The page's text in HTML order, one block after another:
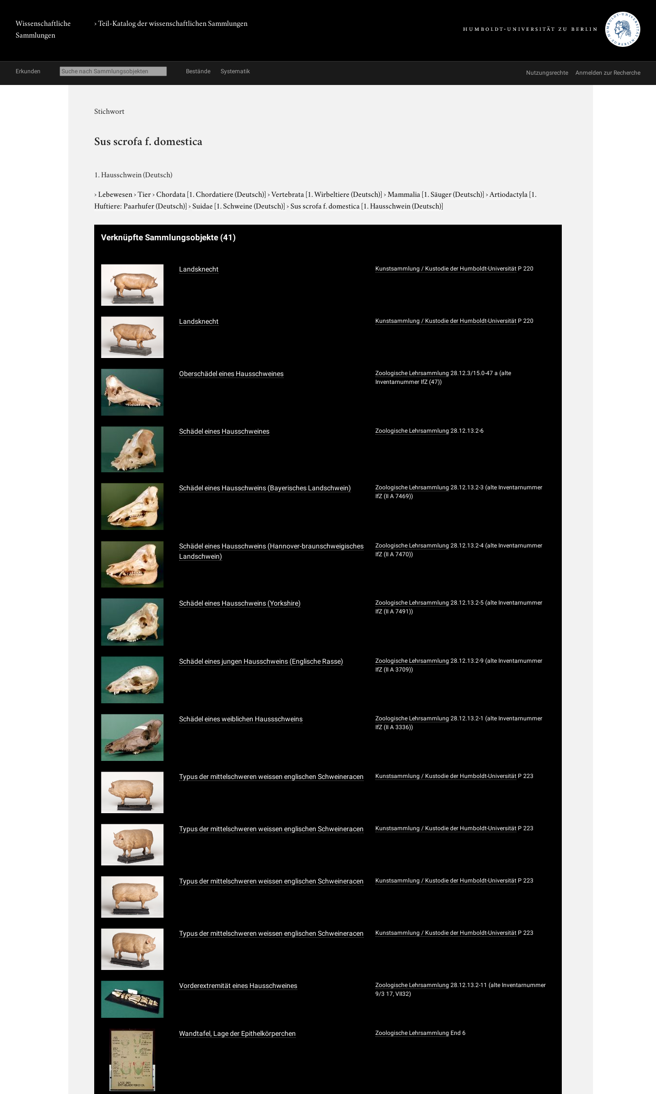
Wissenschaftliche
Sammlungen
› Teil-Katalog der wissenschaftlichen Sammlungen
Erkunden Bestände Systematik Nutzungsrechte Anmelden zur Recherche
Stichwort
Sus scrofa f. domestica
1. Hausschwein (Deutsch)
›Lebewesen›Tier›Chordata [1. Chordatiere (Deutsch)]›Vertebrata [1. Wirbeltiere (Deutsch)]›Mammalia [1. Säuger (Deutsch)]›Artiodactyla [1.
Huftiere: Paarhufer (Deutsch)]›Suidae [1. Schweine (Deutsch)]›Sus scrofa f. domestica [1. Hausschwein (Deutsch)]
Verknüpfte Sammlungsobjekte (41)
Landsknecht Kunstsammlung / Kustodie der Humboldt-Universität P 220
Landsknecht Kunstsammlung / Kustodie der Humboldt-Universität P 220
Oberschädel eines Hausschweines Zoologische Lehrsammlung 28.12.3/15.0-47 a (alte
Inventarnummer IfZ (47))
Schädel eines Hausschweines Zoologische Lehrsammlung 28.12.13.2-6
Schädel eines Hausschweins (Bayerisches Landschwein) Zoologische Lehrsammlung 28.12.13.2-3 (alte Inventarnummer
IfZ (II A 7469))
Schädel eines Hausschweins (Hannover-braunschweigisches
Landschwein)
Zoologische Lehrsammlung 28.12.13.2-4 (alte Inventarnummer
IfZ (II A 7470))
Schädel eines Hausschweins (Yorkshire) Zoologische Lehrsammlung 28.12.13.2-5 (alte Inventarnummer
IfZ (II A 7491))
Schädel eines jungen Hausschweins (Englische Rasse) Zoologische Lehrsammlung 28.12.13.2-9 (alte Inventarnummer
IfZ (II A 3709))
Schädel eines weiblichen Haussschweins Zoologische Lehrsammlung 28.12.13.2-1 (alte Inventarnummer
IfZ (II A 3336))
Typus der mittelschweren weissen englischen Schweineracen Kunstsammlung / Kustodie der Humboldt-Universität P 223
Typus der mittelschweren weissen englischen Schweineracen Kunstsammlung / Kustodie der Humboldt-Universität P 223
Typus der mittelschweren weissen englischen Schweineracen Kunstsammlung / Kustodie der Humboldt-Universität P 223
Typus der mittelschweren weissen englischen Schweineracen Kunstsammlung / Kustodie der Humboldt-Universität P 223
Vorderextremität eines Hausschweines Zoologische Lehrsammlung 28.12.13.2-11 (alte Inventarnummer
9/3 17, VII32)
Wandtafel, Lage der Epithelkörperchen Zoologische Lehrsammlung End 6